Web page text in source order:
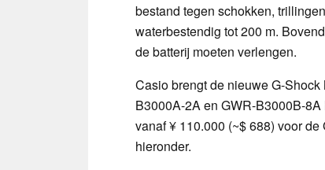
bestand tegen schokken,
waterbestendig tot 200 m.
de batterij moeten verlengen.
Casio brengt de nieuwe G-
B3000A-2A en GWR-B3000B-
vanaf ¥ 110.000 (~$ 688) voor
hieronder.